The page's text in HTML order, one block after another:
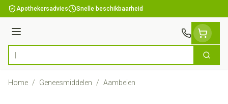
Ga naar de inhoud
Apothekersadvies Snelle beschikbaarheid
Menu
Product, merk, categorie... Zoek
Home / Geneesmiddelen / Aambeien